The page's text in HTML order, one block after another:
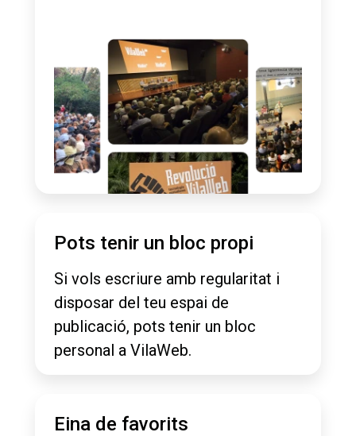
Pots tenir un bloc propi
Si vols escriure amb regularitat i
disposar del teu espai de
publicació, pots tenir un bloc
personal a VilaWeb.
Eina de favorits